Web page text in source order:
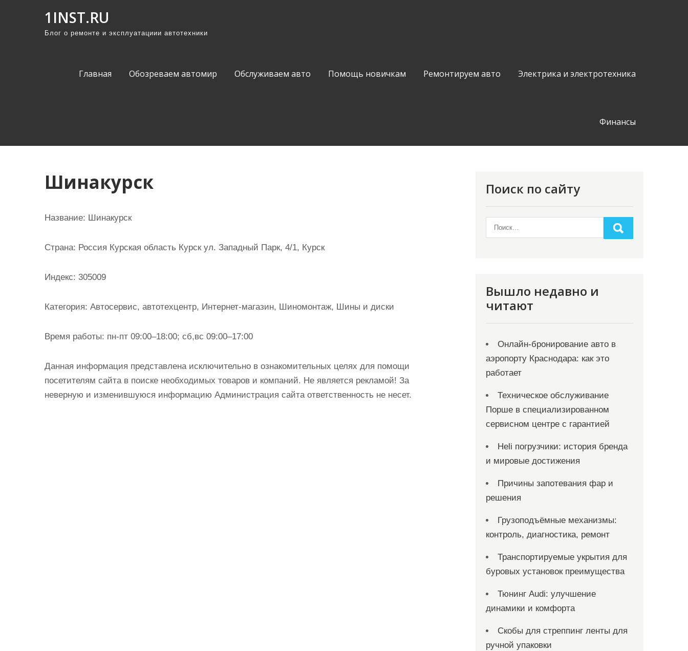
1INST.RU
Блог о ремонте и эксплуатациии автотехники
Главная Обозреваем автомир Обслуживаем авто Помощь новичкам Ремонтируем авто Электрика и электротехника
Финансы
Шинакурск
Название: Шинакурск
Страна: Россия Курская область Курск ул. Западный Парк, 4/1, Курск
Индекс: 305009
Категория: Автосервис, автотехцентр, Интернет-магазин, Шиномонтаж, Шины и диски
Время работы: пн-пт 09:00–18:00; сб,вс 09:00–17:00
Данная информация представлена исключительно в ознакомительных целях для помощи
посетителям сайта в поиске необходимых товаров и компаний. Не является рекламой! За
неверную и изменившуюся информацию Администрация сайта ответственность не несет.
Поиск по сайту
Вышло недавно и
читают
Онлайн‑бронирование авто в
аэропорту Краснодара: как это
работает
Техническое обслуживание
Порше в специализированном
сервисном центре с гарантией
Heli погрузчики: история бренда
и мировые достижения
Причины запотевания фар и
решения
Грузоподъёмные механизмы:
контроль, диагностика, ремонт
Транспортируемые укрытия для
буровых установок преимущества
Тюнинг Audi: улучшение
динамики и комфорта
Скобы для стреппинг ленты для
ручной упаковки